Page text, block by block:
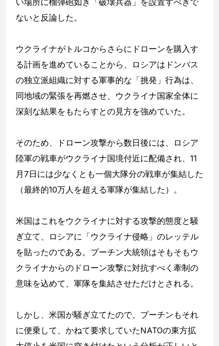
ないと反論した。
ウクライナがトルコからさらにドローンを購入す
る計画を進めていることから、ロシアはドンバス
の独立派組織に対する軍事的な「挑発」行為は、
同地域の緊張を再燃させ、ウクライナ国家全体に
深刻な結果をもたらすとの見方を強めていた。
そのため、ドローン攻撃から数日後には、ロシア
陸軍の戦車がウクライナ国境付近に配備され、11
月7日には少なくとも一個大隊分の戦車が集結した
（最終的10万人を超える軍隊が集結した）。
米国はこれをウクライナに対する攻撃的態度と騒
ぎ立て、ロシアに「ウクライナ侵略」のレッテル
を貼ったのである。プーチン大統領はそもそもウ
クライナからのドローン攻撃に対抗すべく牽制の
意味を込めて、軍隊を集結させただけとされる。
しかし、米国が騒ぎ立てたので、プーチンもそれ
に便乗して、かねて要求していたNATOの東方拡